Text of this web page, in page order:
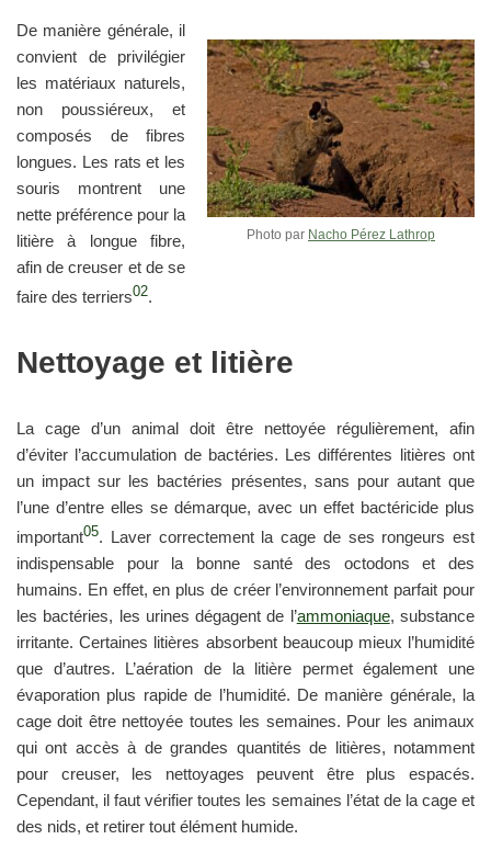
Photo par Nacho Pérez Lathrop
De manière générale, il
convient de privilégier
les matériaux naturels,
non poussiéreux, et
composés de fibres
longues. Les rats et les
souris montrent une
nette préférence pour la
litière à longue fibre,
afin de creuser et de se
faire des terriers02.
Nettoyage et litière
La cage d’un animal doit être nettoyée régulièrement, afin
d’éviter l’accumulation de bactéries. Les différentes litières ont
un impact sur les bactéries présentes, sans pour autant que
l’une d’entre elles se démarque, avec un effet bactéricide plus
important05. Laver correctement la cage de ses rongeurs est
indispensable pour la bonne santé des octodons et des
humains. En effet, en plus de créer l’environnement parfait pour
les bactéries, les urines dégagent de l’ammoniaque, substance
irritante. Certaines litières absorbent beaucoup mieux l’humidité
que d’autres. L’aération de la litière permet également une
évaporation plus rapide de l’humidité. De manière générale, la
cage doit être nettoyée toutes les semaines. Pour les animaux
qui ont accès à de grandes quantités de litières, notamment
pour creuser, les nettoyages peuvent être plus espacés.
Cependant, il faut vérifier toutes les semaines l’état de la cage et
des nids, et retirer tout élément humide.